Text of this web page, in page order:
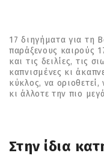
17 διηγήµατα για τη
παράξενους καιρούς
και τις δειλίες, τις
καπνισµένες κι
κύκλος, να οριοθετεί,
κι άλλοτε την πιο
Στην ίδια